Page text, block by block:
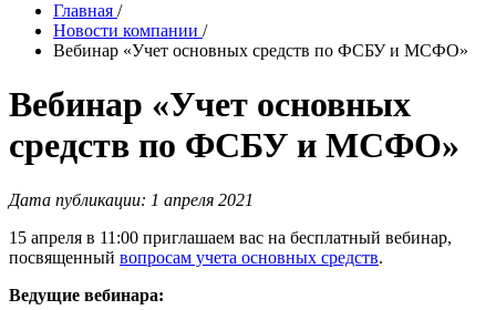
Главная /
Новости компании /
Вебинар «Учет основных средств по ФСБУ и МСФО»
Вебинар «Учет основных
средств по ФСБУ и МСФО»
Дата публикации: 1 апреля 2021
15 апреля в 11:00 приглашаем вас на бесплатный вебинар,
посвященный вопросам учета основных средств.
Ведущие вебинара: